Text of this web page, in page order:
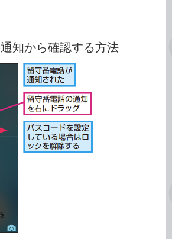
知から確認する方法